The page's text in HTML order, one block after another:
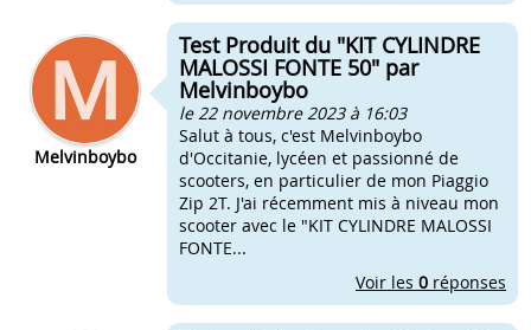
Melvinboybo
Test Produit du "KIT CYLINDRE
MALOSSI FONTE 50" par
Melvinboybo
le 22 novembre 2023 à 16:03
Salut à tous, c'est Melvinboybo
d'Occitanie, lycéen et passionné de
scooters, en particulier de mon Piaggio
Zip 2T. J'ai récemment mis à niveau mon
scooter avec le "KIT CYLINDRE MALOSSI
FONTE...
Voir les 0 réponses